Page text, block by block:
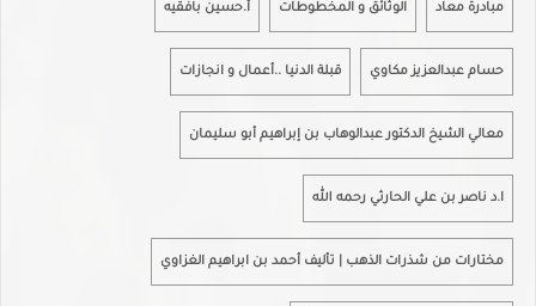
مبادرة معاد الوثائق و المخطوطات أ.حسين بافقيه
حسام عبدالعزيز مكاوي قبلة الدنيا ..أعمال و انجازات
معالي الشيخ الدكتور عبدالوهاب بن إبراهيم أبو سليمان
ا.د ناصر بن علي الحارثي رحمه الله
مختارات من شذرات الذهب | تأليف أحمد بن ابراهيم الغزاوي